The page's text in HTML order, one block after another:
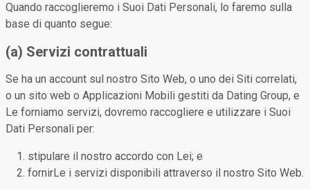
Quando raccoglieremo i Suoi Dati Personali, lo faremo sulla
base di quanto segue:
(a) Servizi contrattuali
Se ha un account sul nostro Sito Web, o uno dei Siti correlati,
o un sito web o Applicazioni Mobili gestiti da Dating Group, e
Le forniamo servizi, dovremo raccogliere e utilizzare i Suoi
Dati Personali per:
stipulare il nostro accordo con Lei; e
fornirLe i servizi disponibili attraverso il nostro Sito Web.